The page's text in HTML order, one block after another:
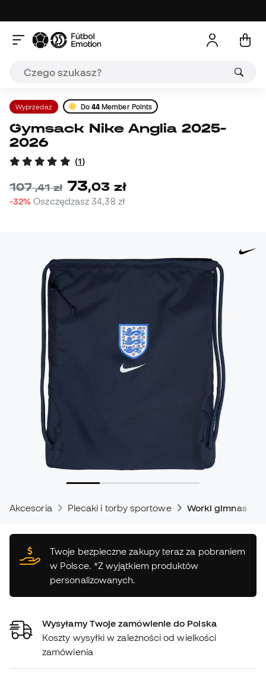
Wyprzedaż Do 44 Member Points
Gymsack Nike Anglia 2025-
2026
(1)
107,41 zł 73,03 zł
-32% Oszczędzasz34,38 zł
Akcesoria Plecaki i torby sportowe Worki
Twoje bezpieczne zakupy teraz za pobraniem
w Polsce. *Z wyjątkiem produktów
personalizowanych.
Wysyłamy Twoje zamówienie do Polska
Koszty wysyłki w zależności od wielkości
zamówienia